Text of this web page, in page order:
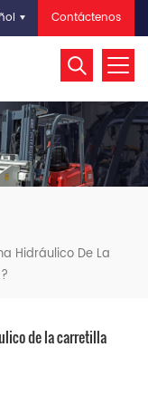
Contáctenos
Hidráulico De La
de la carretilla